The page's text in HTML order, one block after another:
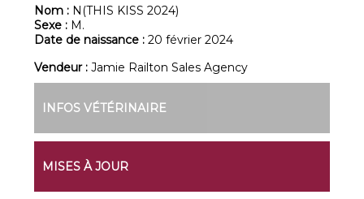
Nom : N(THIS KISS 2024)
Sexe : M.
Date de naissance :20 février 2024
Vendeur :Jamie Railton Sales Agency
INFOS VÉTÉRINAIRE
MISES À JOUR